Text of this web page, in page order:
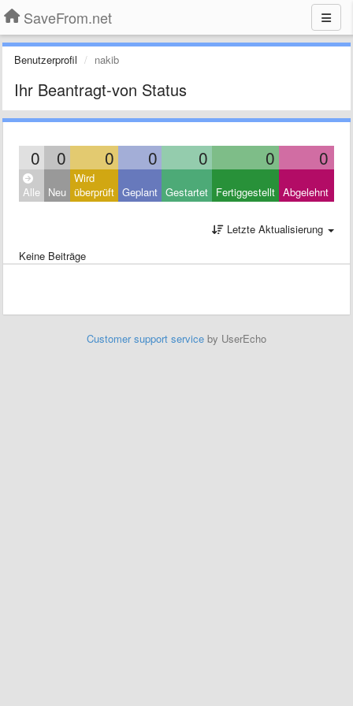
SaveFrom.net
Benutzerprofil nakib
Ihr Beantragt-von Status
0 0 0 0 0 0 0
Alle Neu
Wird
überprüft Geplant Gestartet Fertiggestellt Abgelehnt
Letzte Aktualisierung
Keine Beiträge
Customer support service by UserEcho